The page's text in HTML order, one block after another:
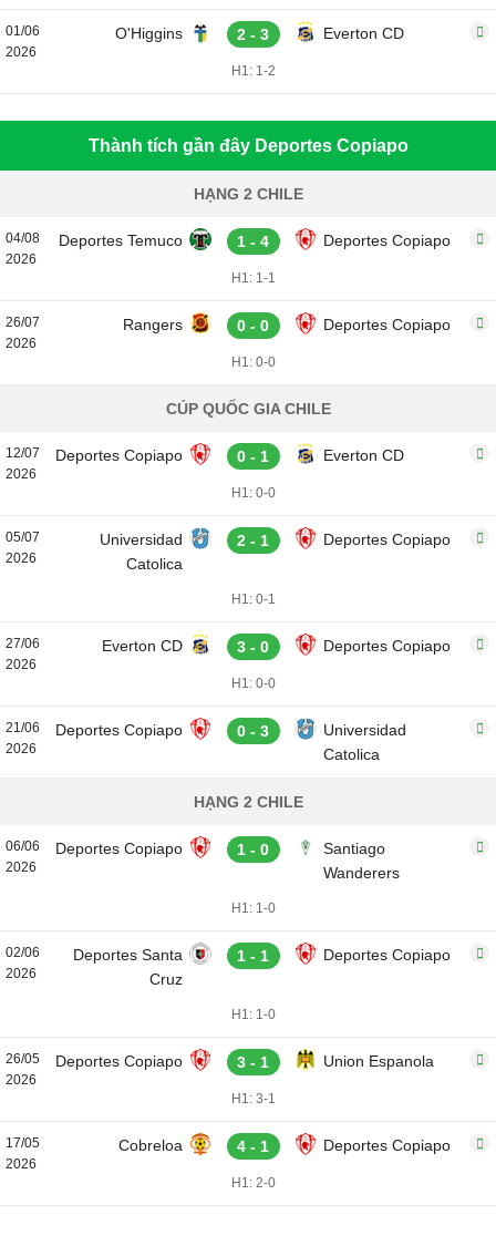
01/06
2026
O'Higgins 2 - 3 Everton CD
H1: 1-2
Thành tích gần đây Deportes Copiapo
HẠNG 2 CHILE
04/08
2026
Deportes Temuco 1 - 4 Deportes Copiapo
H1: 1-1
26/07
2026
Rangers 0 - 0 Deportes Copiapo
H1: 0-0
CÚP QUỐC GIA CHILE
12/07
2026
Deportes Copiapo 0 - 1 Everton CD
H1: 0-0
05/07
2026
Universidad
Catolica
2 - 1 Deportes Copiapo
H1: 0-1
27/06
2026
Everton CD 3 - 0 Deportes Copiapo
H1: 0-0
21/06
2026
Deportes Copiapo 0 - 3
Universidad
Catolica
HẠNG 2 CHILE
06/06
2026
Deportes Copiapo 1 - 0
Santiago
Wanderers
H1: 1-0
02/06
2026
Deportes Santa
Cruz
1 - 1 Deportes Copiapo
H1: 1-0
26/05
2026
Deportes Copiapo 3 - 1 Union Espanola
H1: 3-1
17/05
2026
Cobreloa 4 - 1 Deportes Copiapo
H1: 2-0